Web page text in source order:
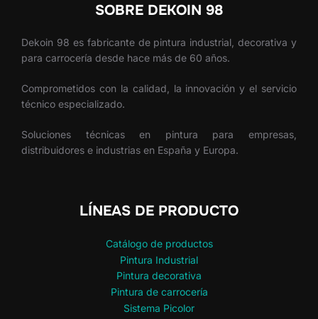
SOBRE DEKOIN 98
Dekoin 98 es fabricante de pintura industrial, decorativa y
para carrocería desde hace más de 60 años.
Comprometidos con la calidad, la innovación y el servicio
técnico especializado.
Soluciones técnicas en pintura para empresas,
distribuidores e industrias en España y Europa.
LÍNEAS DE PRODUCTO
Catálogo de productos
Pintura Industrial
Pintura decorativa
Pintura de carrocería
Sistema Picolor